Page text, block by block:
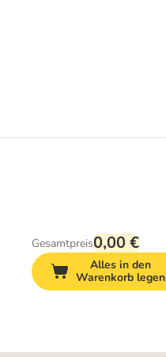
Gesamtpreis0,00 €
Alles in den
Warenkorb legen